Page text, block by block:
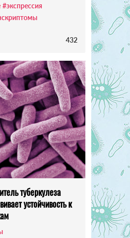
#экспрессия
432
туберкулеза
устойчивость к